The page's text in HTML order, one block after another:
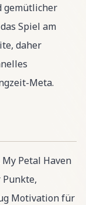
gemütlicher
Spiel am
daher
Meta.
Petal Haven
Motivation für